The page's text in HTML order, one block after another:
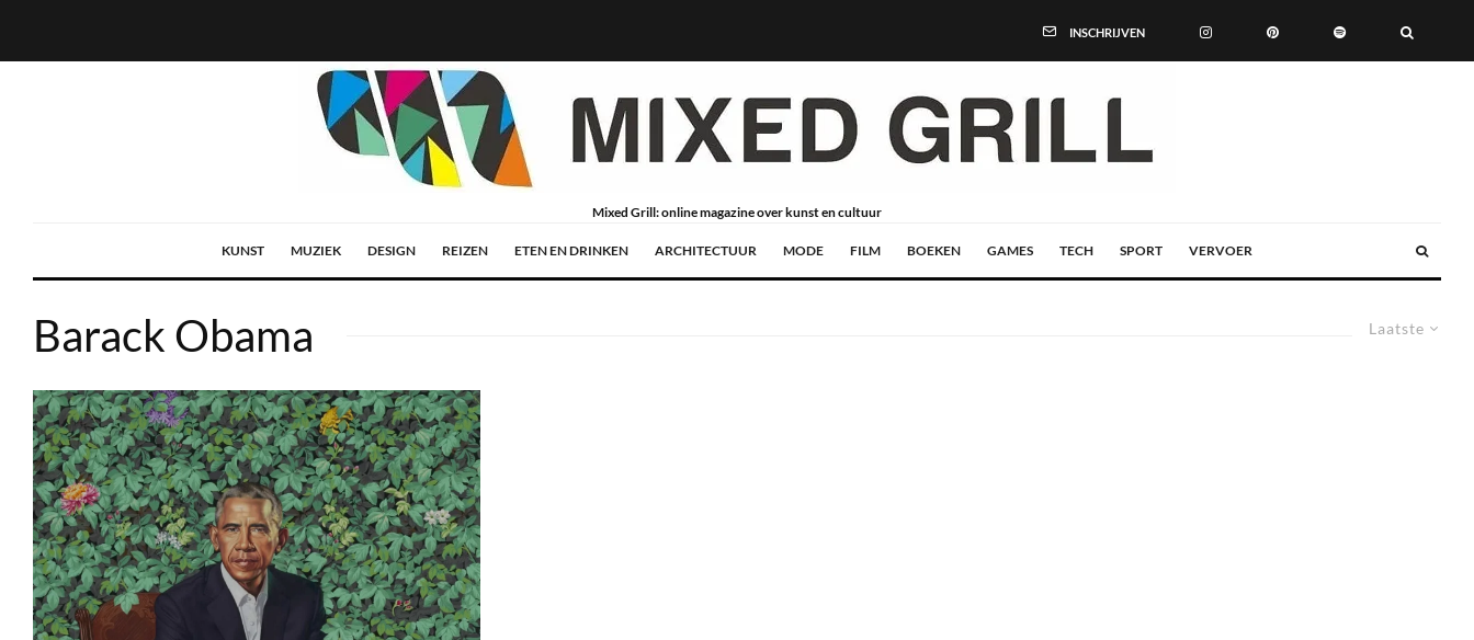
INSCHRIJVEN
Mixed Grill: online magazine over kunst en cultuur
KUNST MUZIEK DESIGN REIZEN ETEN EN DRINKEN ARCHITECTUUR MODE FILM BOEKEN GAMES TECH SPORT VERVOER
Laatste
Barack Obama